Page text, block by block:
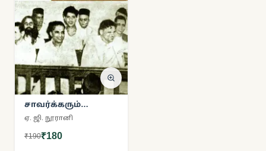
சாவர்க்கரும்
இந்துத்துவமும்
படுகொலையும்
ஏ. ஜி. நூரானி
₹190₹180